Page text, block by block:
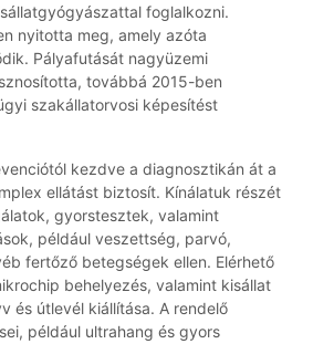
foglalkozni.
nyitotta meg, amely azóta
Pályafutását nagyüzemi
továbbá 2015-ben
szakállatorvosi képesítést
kezdve a diagnosztikán át a
ellátást biztosít. Kínálatuk részét
gyorstesztek, valamint
például veszettség, parvó,
fertőző betegségek ellen. Elérhető
behelyezés, valamint kisállat
és útlevél kiállítása. A rendelő
például ultrahang és gyors